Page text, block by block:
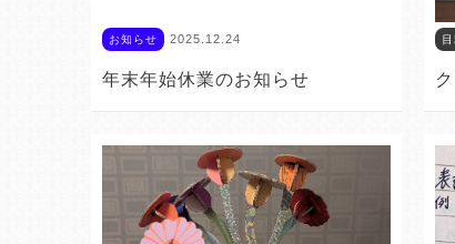
お知らせ 2025.12.24
年末年始休業のお知らせ